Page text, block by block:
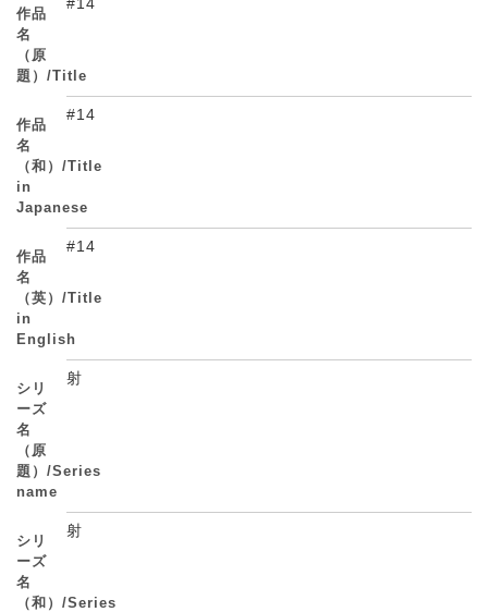
作品
名
（原
題）/Title
作品
名
（和）/Title
in
Japanese
#14
作品
名
（英）/Title
in
English
#14
シリ
ーズ
名
（原
題）/Series
name
射
シリ
ーズ
名
（和）/Series
射